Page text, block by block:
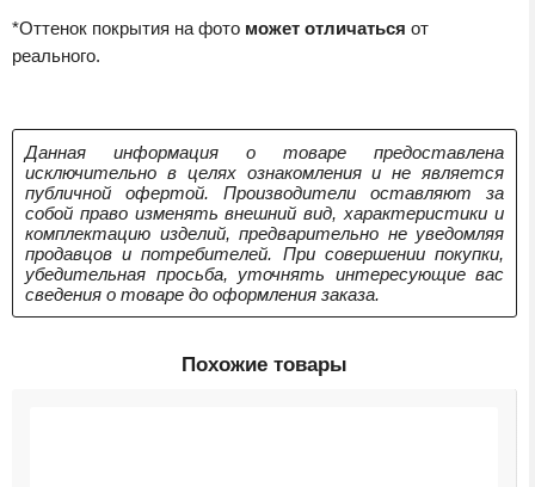
*Оттенок покрытия на фото может отличаться от
реального.
Данная информация о товаре предоставлена
исключительно в целях ознакомления и не является
публичной офертой. Производители оставляют за
собой право изменять внешний вид, характеристики и
комплектацию изделий, предварительно не уведомляя
продавцов и потребителей. При совершении покупки,
убедительная просьба, уточнять интересующие вас
сведения о товаре до оформления заказа.
Похожие товары